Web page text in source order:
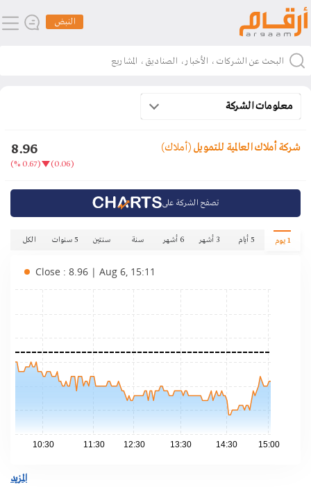
النبض
معلومات الشركة
شركة أملاك العالمية للتمويل (أملاك) 8.96
(0.06)
(0.67 %)
تصفح الشركة على
1 يوم 5 أيام 3 أشهر 6 أشهر سنة سنتين 5 سنوات الكل
10:30 11:30 12:30 13:30 14:30 15:00
Close : 8.96 | Aug 6, 15:11
المزيد